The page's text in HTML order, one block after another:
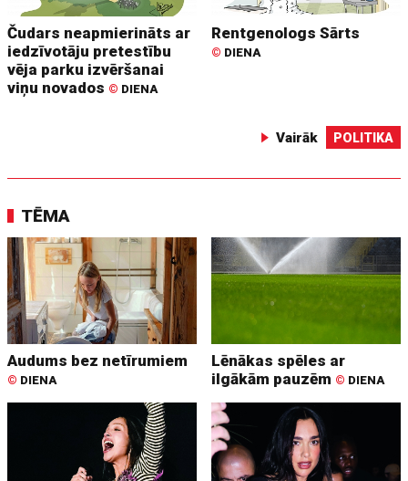
Čudars neapmierināts ar
iedzīvotāju pretestību
vēja parku izvēršanai
viņu novados © DIENA
Rentgenologs Sārts
© DIENA
Vairāk POLITIKA
TĒMA
Audums bez netīrumiem
© DIENA
Lēnākas spēles ar
ilgākām pauzēm © DIENA